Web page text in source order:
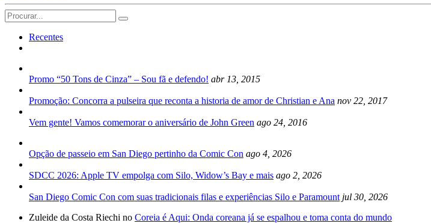
Search
for:
Recentes
Promo “50 Tons de Cinza” – Sou fã e defendo! abr 13, 2015
Promoção: Concorra a pulseira que reconta a historia de amor de Christian e Ana nov 22, 2017
Vem gente! Vamos comemorar o aniversário de John Green ago 24, 2016
Opção de passeio em San Diego pertinho da Comic Con ago 4, 2026
SDCC 2026: Apple TV empolga com Silo, Widow’s Bay e mais ago 2, 2026
San Diego Comic Con com suas tradicionais filas e experiências Silo e Paramount jul 30, 2026
Zuleide da Costa Riechi no Coreia é Aqui: Onda coreana já se espalhou e toma conta do mundo